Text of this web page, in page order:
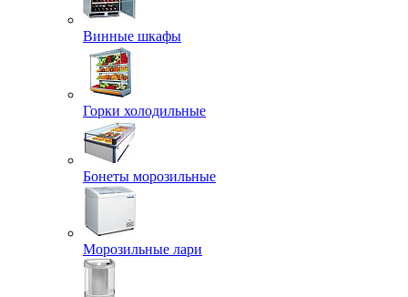
Винные шкафы
Горки холодильные
Бонеты морозильные
Морозильные лари